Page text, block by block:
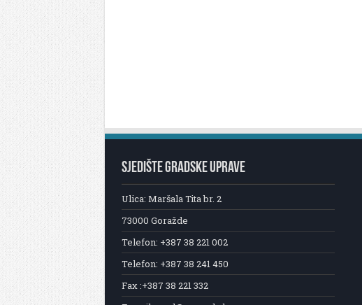
SJEDIŠTE GRADSKE UPRAVE
Ulica: Maršala Tita br. 2
73000 Goražde
Telefon: +387 38 221 002
Telefon: +387 38 241 450
Fax :+387 38 221 332